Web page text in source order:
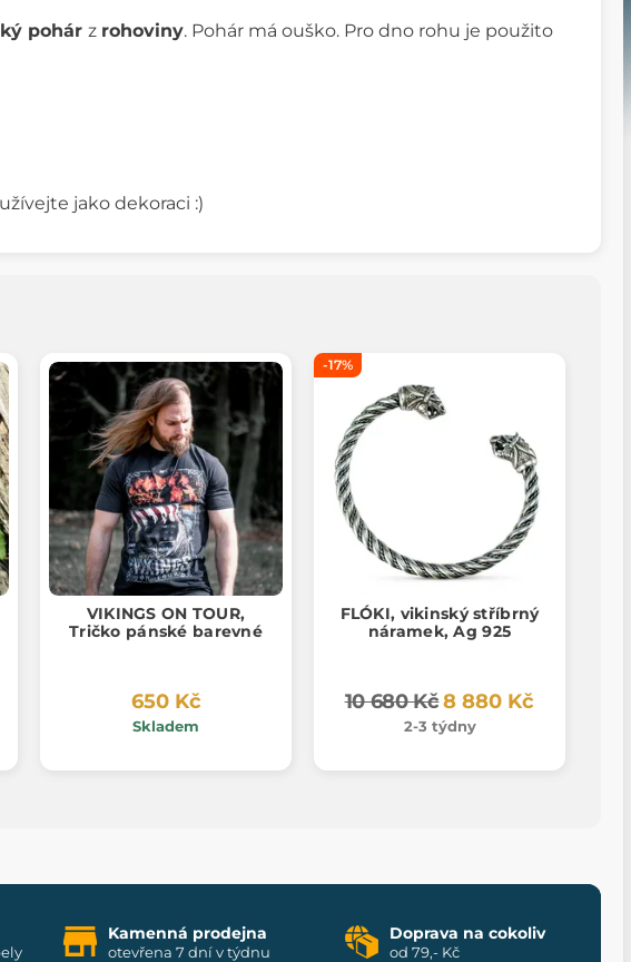
pohár z rohoviny. Pohár má ouško. Pro dno rohu je použito
jako dekoraci :)
VIKINGS ON TOUR,
Tričko pánské barevné
650 Kč
Skladem
-17%
FLÓKI, vikinský stříbrný
náramek, Ag 925
10 680 Kč8 880 Kč
2-3 týdny
Kamenná prodejna
otevřena 7 dní v týdnu
Doprava na cokoliv
od 79,- Kč